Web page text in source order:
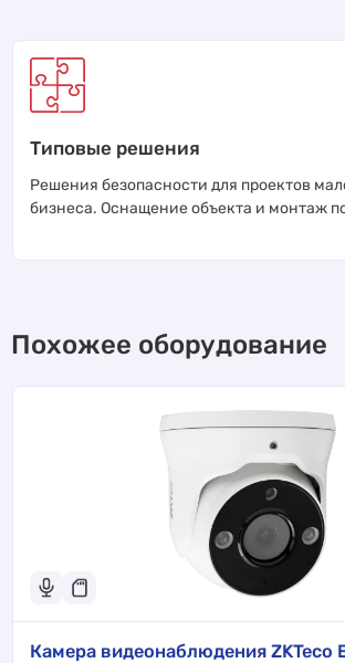
Типовые решения
Решения безопасности для проектов
бизнеса. Оснащение объекта и монтаж
Похожее оборудование
Камера видеонаблюдения ZKTeco